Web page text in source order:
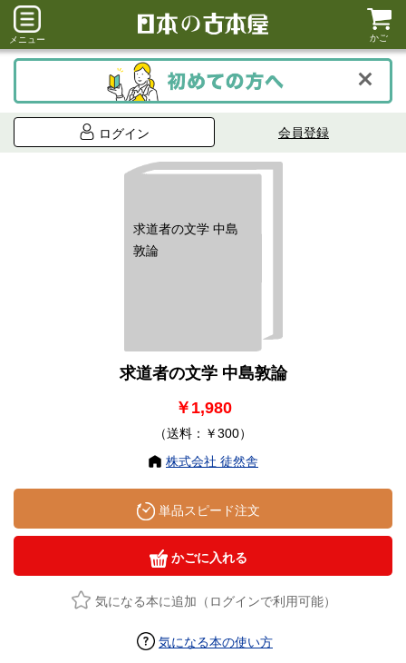
メニュー かご
ログイン 会員登録
求道者の文学 中島
敦論
求道者の文学 中島敦論
￥1,980
（送料：￥300）
株式会社 徒然舎
単品スピード注文
かごに入れる
気になる本に追加（ログインで利用可能）
気になる本の使い方